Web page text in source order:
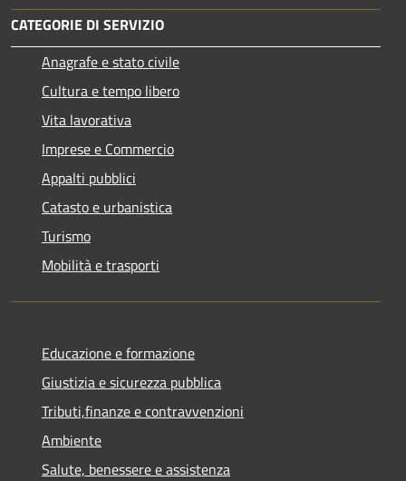
CATEGORIE DI SERVIZIO
Anagrafe e stato civile
Cultura e tempo libero
Vita lavorativa
Imprese e Commercio
Appalti pubblici
Catasto e urbanistica
Turismo
Mobilità e trasporti
Educazione e formazione
Giustizia e sicurezza pubblica
Tributi,finanze e contravvenzioni
Ambiente
Salute, benessere e assistenza